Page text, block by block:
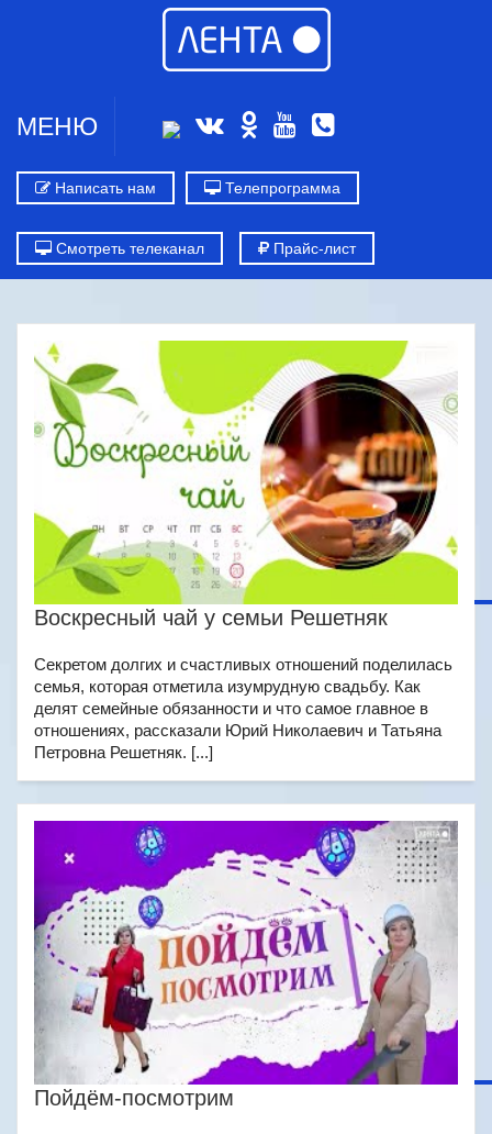
МЕНЮ
Написать нам Телепрограмма
Смотреть телеканал Прайс-лист
Воскресный чай у семьи Решетняк
Секретом долгих и счастливых отношений поделилась
семья, которая отметила изумрудную свадьбу. Как
делят семейные обязанности и что самое главное в
отношениях, рассказали Юрий Николаевич и Татьяна
Петровна Решетняк. [...]
Пойдём-посмотрим